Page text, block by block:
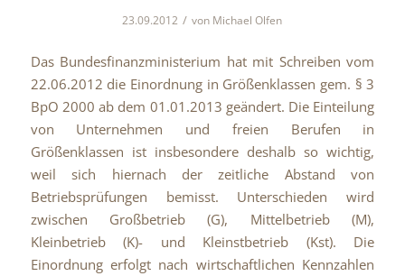
23.09.2012 / von Michael Olfen
Das Bundesfinanzministerium hat mit Schreiben vom
22.06.2012 die Einordnung in Größenklassen gem. § 3
BpO 2000 ab dem 01.01.2013 geändert. Die Einteilung
von Unternehmen und freien Berufen in
Größenklassen ist insbesondere deshalb so wichtig,
weil sich hiernach der zeitliche Abstand von
Betriebsprüfungen bemisst. Unterschieden wird
zwischen Großbetrieb (G), Mittelbetrieb (M),
Kleinbetrieb (K)- und Kleinstbetrieb (Kst). Die
Einordnung erfolgt nach wirtschaftlichen Kennzahlen